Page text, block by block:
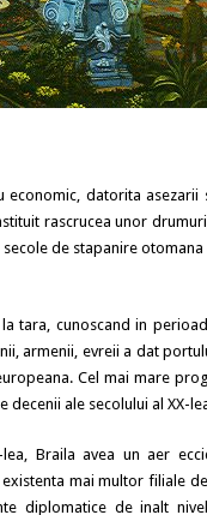
datorita asezarii
rascrucea unor
de stapanire otomana
tara, cunoscand in
armenii, evreii a dat
Cel mai mare
decenii ale secolului al XX-
Braila avea un aer
mai multor filiale
diplomatice de inalt